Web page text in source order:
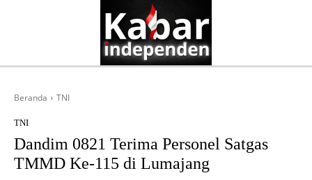
Beranda TNI
TNI
Dandim 0821 Terima Personel Satgas
TMMD Ke-115 di Lumajang